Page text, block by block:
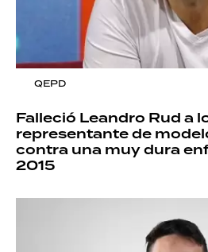
QEPD
Falleció Leandro Rud a
representante de
contra una muy dura
2015